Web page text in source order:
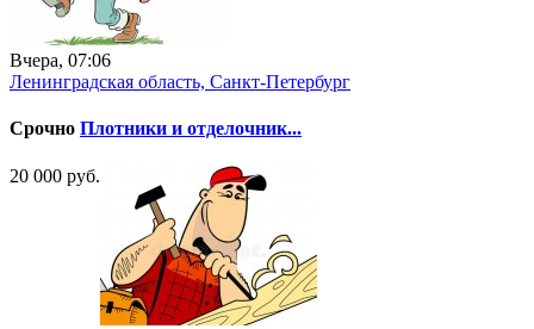
Вчера, 07:06
Ленинградская область, Санкт-Петербург
Срочно Плотники и отделочник...
20 000 руб.